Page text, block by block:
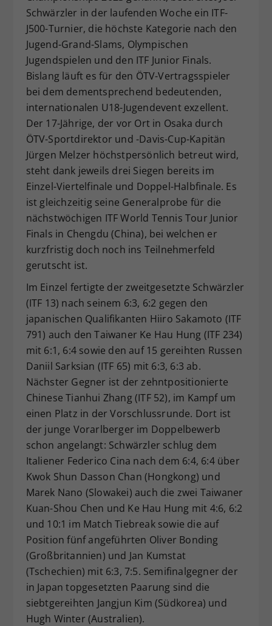
Schwärzler in der laufenden Woche ein ITF-
J500-Turnier, die höchste Kategorie nach den
Jugend-Grand-Slams, Olympischen
Jugendspielen und den ITF Junior Finals.
Bislang läuft es für den ÖTV-Vertragsspieler
bei dem dementsprechend bedeutenden,
internationalen U18-Jugendevent exzellent.
Der 17-Jährige, der vor Ort in Osaka durch
ÖTV-Sportdirektor und -Davis-Cup-Kapitän
Jürgen Melzer höchstpersönlich betreut wird,
steht dank jeweils drei Siegen bereits im
Einzel-Viertelfinale und Doppel-Halbfinale. Es
ist gleichzeitig seine Generalprobe für die
nächstwöchigen ITF World Tennis Tour Junior
Finals in Chengdu (China), bei welchen er
kurzfristig doch noch ins Teilnehmerfeld
gerutscht ist.
Im Einzel fertigte der zweitgesetzte Schwärzler
(ITF 13) nach seinem 6:3, 6:2 gegen den
japanischen Qualifikanten Hiiro Sakamoto (ITF
791) auch den Taiwaner Ke Hau Hung (ITF 234)
mit 6:1, 6:4 sowie den auf 15 gereihten Russen
Daniil Sarksian (ITF 65) mit 6:3, 6:3 ab.
Nächster Gegner ist der zehntpositionierte
Chinese Tianhui Zhang (ITF 52), im Kampf um
einen Platz in der Vorschlussrunde. Dort ist
der junge Vorarlberger im Doppelbewerb
schon angelangt: Schwärzler schlug dem
Italiener Federico Cina nach dem 6:4, 6:4 über
Kwok Shun Dasson Chan (Hongkong) und
Marek Nano (Slowakei) auch die zwei Taiwaner
Kuan-Shou Chen und Ke Hau Hung mit 4:6, 6:2
und 10:1 im Match Tiebreak sowie die auf
Position fünf angeführten Oliver Bonding
(Großbritannien) und Jan Kumstat
(Tschechien) mit 6:3, 7:5. Semifinalgegner der
in Japan topgesetzten Paarung sind die
siebtgereihten Jangjun Kim (Südkorea) und
Hugh Winter (Australien).
Zweck
Dieser Wert speichert Ihre Consent-
Einstellungen. Unter anderem eine
zufällig generierte ID, für die
historische Speicherung Ihrer
vorgenommen Einstellungen, falls der
Webseiten-Betreiber dies eingestellt
hat.